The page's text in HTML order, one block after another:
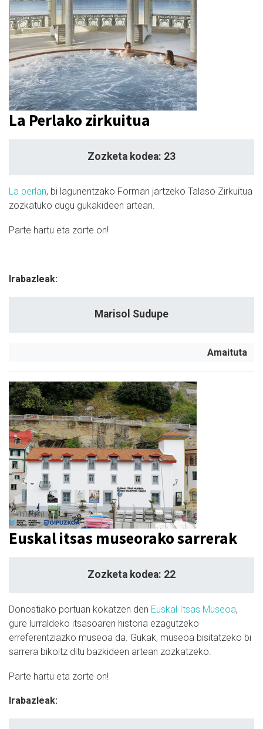
La Perlako zirkuitua
Zozketa kodea: 23
La perlan, bi lagunentzako Forman jartzeko Talaso Zirkuitua
zozkatuko dugu gukakideen artean.
Parte hartu eta zorte on!
Irabazleak:
Marisol Sudupe
Amaituta
Euskal itsas museorako sarrerak
Zozketa kodea: 22
Donostiako portuan kokatzen den Euskal Itsas Museoa,
gure lurraldeko itsasoaren historia ezagutzeko
erreferentziazko museoa da. Gukak, museoa bisitatzeko bi
sarrera bikoitz ditu bazkideen artean zozkatzeko.
Parte hartu eta zorte on!
Irabazleak: